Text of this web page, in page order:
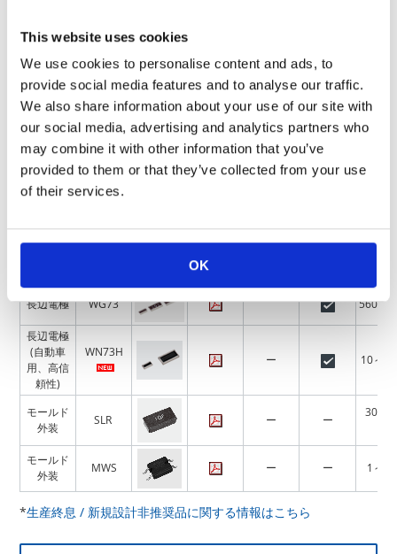
This website uses cookies
We use cookies to personalise content and ads, to
provide social media features and to analyse our traffic.
We also share information about your use of our site with
our social media, advertising and analytics partners who
may combine it with other information that you’ve
provided to them or that they’ve collected from your use
of their services.
OK
特長
シリー
画像
事項
耐サー
ジ・耐パ
ルス
SG73
耐サージ
(精密級)
SG73S
耐パルス
(精密級)
SG73P
(超精密級)
長辺電極 WG73 560m
長辺電極
(自動車
用、高信
頼性)
WN73H
ー 10～
モールド
外装
SLR ー ー
301m
モールド
外装
MWS ー ー 1～
*生産終息 / 新規設計非推奨品に関する情報はこちら